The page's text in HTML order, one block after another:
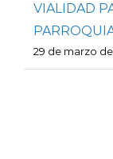
VIALIDAD
29 de marzo